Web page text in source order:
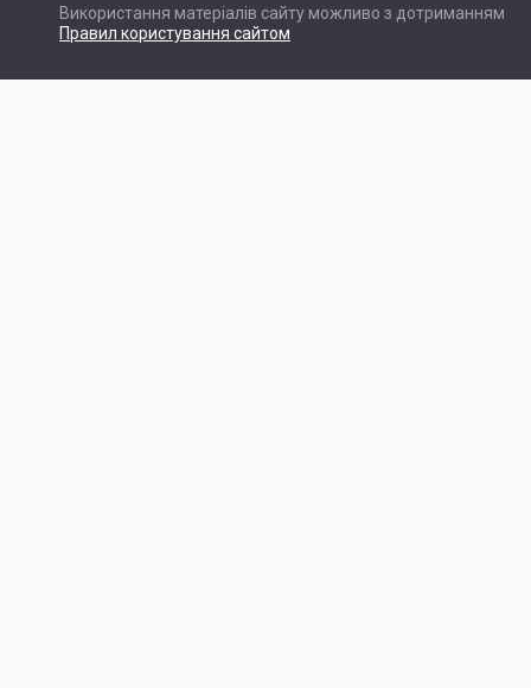
Використання матеріалів сайту можливо з дотриманням
Правил користування сайтом